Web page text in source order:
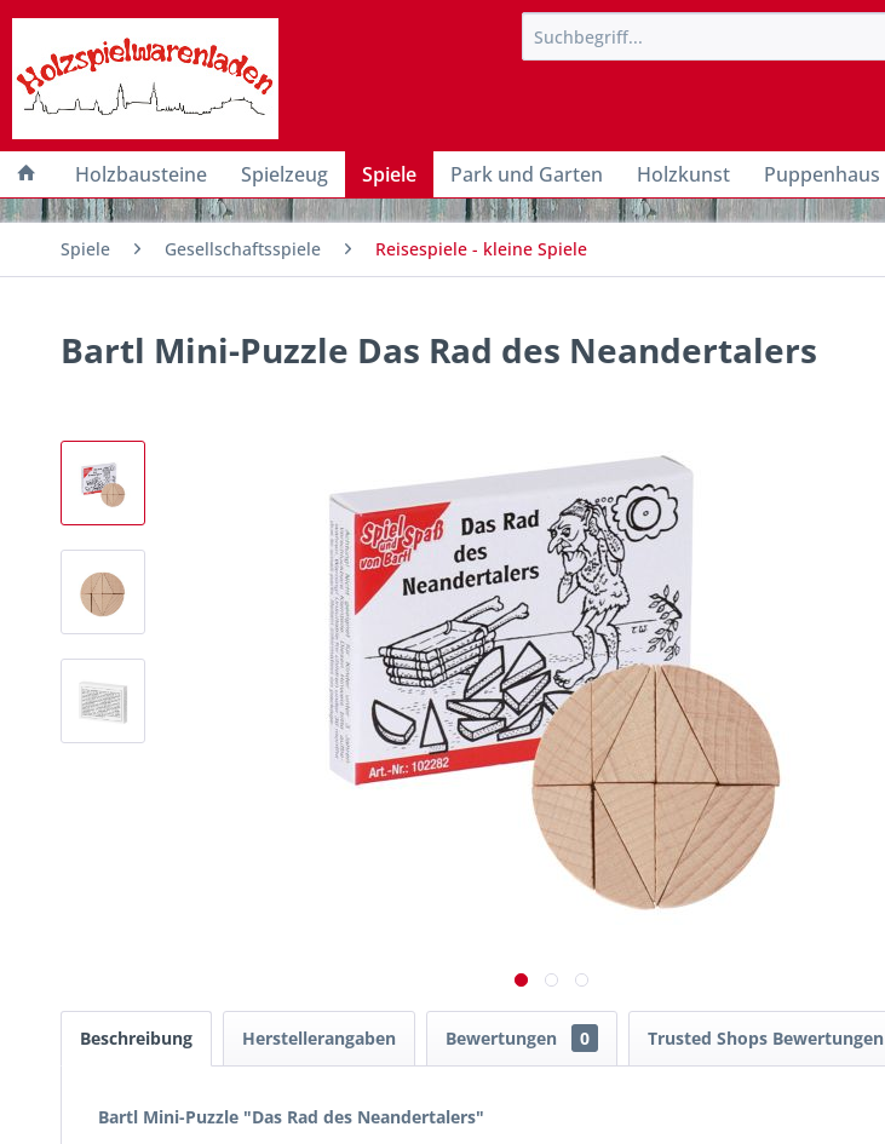
Holzbausteine Spielzeug Spiele Park und Garten Holzkunst Puppenhaus
Spiele Gesellschaftsspiele Reisespiele - kleine Spiele
Bartl Mini-Puzzle Das Rad des Neandertalers
Beschreibung Herstellerangaben Bewertungen 0 Trusted Shops Bewertungen
Bartl Mini-Puzzle "Das Rad des Neandertalers"